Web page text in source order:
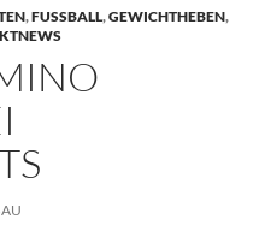
,FUSSBALL,GEWICHTHEBEN,